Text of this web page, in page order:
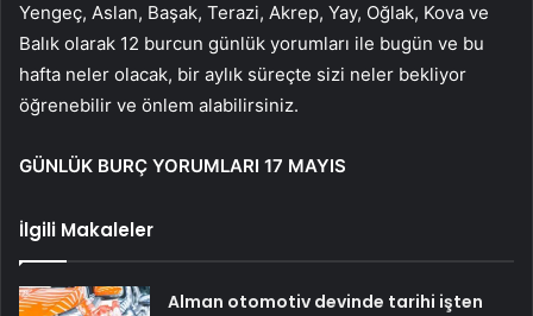
Yengeç, Aslan, Başak, Terazi, Akrep, Yay, Oğlak, Kova ve
Balık olarak 12 burcun günlük yorumları ile bugün ve bu
hafta neler olacak, bir aylık süreçte sizi neler bekliyor
öğrenebilir ve önlem alabilirsiniz.
GÜNLÜK BURÇ YORUMLARI 17 MAYIS
İlgili Makaleler
Alman otomotiv devinde tarihi işten